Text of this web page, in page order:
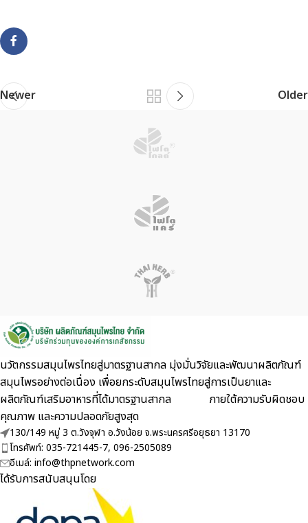
Newer Older
นวัตกรรมสมุนไพรไทยสู่มาตรฐานสากล มุ่งมั่นวิจัยและพัฒนาผลิตภัณฑ์
สมุนไพรอย่างต่อเนื่อง เพื่อยกระดับสมุนไพรไทยสู่การเป็นยาและ
ผลิตภัณฑ์เสริมอาหารที่ได้มาตรฐานสากล ภายใต้ความรับผิดชอบ
คุณภาพ และความปลอดภัยสูงสุด
130/149 หมู่ 3 ต.วังจุฬา อ.วังน้อย จ.พระนครศรีอยุธยา 13170
โทรศัพท์: 035-721445-7, 096-2505089
อีเมล์: info@thpnetwork.com
ได้รับการสนับสนุนโดย